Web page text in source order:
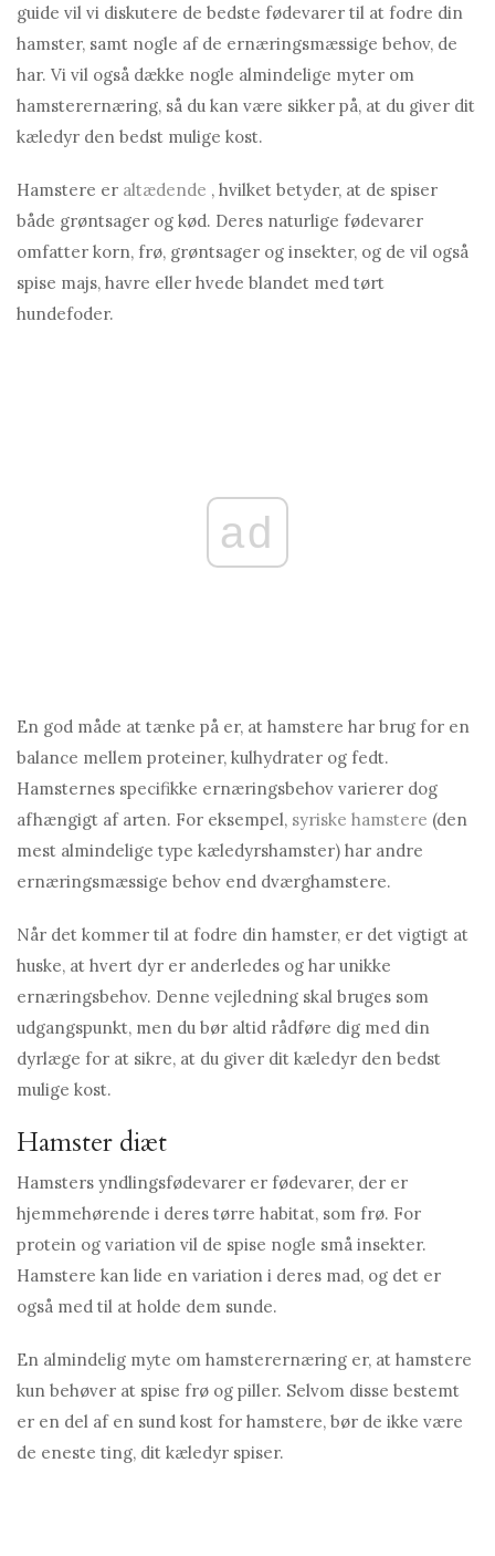
guide vil vi diskutere de bedste fødevarer til at fodre din
hamster, samt nogle af de ernæringsmæssige behov, de
har. Vi vil også dække nogle almindelige myter om
hamsterernæring, så du kan være sikker på, at du giver dit
kæledyr den bedst mulige kost.
Hamstere er altædende , hvilket betyder, at de spiser
både grøntsager og kød. Deres naturlige fødevarer
omfatter korn, frø, grøntsager og insekter, og de vil også
spise majs, havre eller hvede blandet med tørt
hundefoder.
ad
En god måde at tænke på er, at hamstere har brug for en
balance mellem proteiner, kulhydrater og fedt.
Hamsternes specifikke ernæringsbehov varierer dog
afhængigt af arten. For eksempel, syriske hamstere (den
mest almindelige type kæledyrshamster) har andre
ernæringsmæssige behov end dværghamstere.
Når det kommer til at fodre din hamster, er det vigtigt at
huske, at hvert dyr er anderledes og har unikke
ernæringsbehov. Denne vejledning skal bruges som
udgangspunkt, men du bør altid rådføre dig med din
dyrlæge for at sikre, at du giver dit kæledyr den bedst
mulige kost.
Hamster diæt
Hamsters yndlingsfødevarer er fødevarer, der er
hjemmehørende i deres tørre habitat, som frø. For
protein og variation vil de spise nogle små insekter.
Hamstere kan lide en variation i deres mad, og det er
også med til at holde dem sunde.
En almindelig myte om hamsterernæring er, at hamstere
kun behøver at spise frø og piller. Selvom disse bestemt
er en del af en sund kost for hamstere, bør de ikke være
de eneste ting, dit kæledyr spiser.